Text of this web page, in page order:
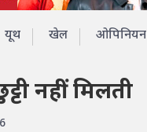
यूथ खेल ओपिनियन
नहीं मिलती